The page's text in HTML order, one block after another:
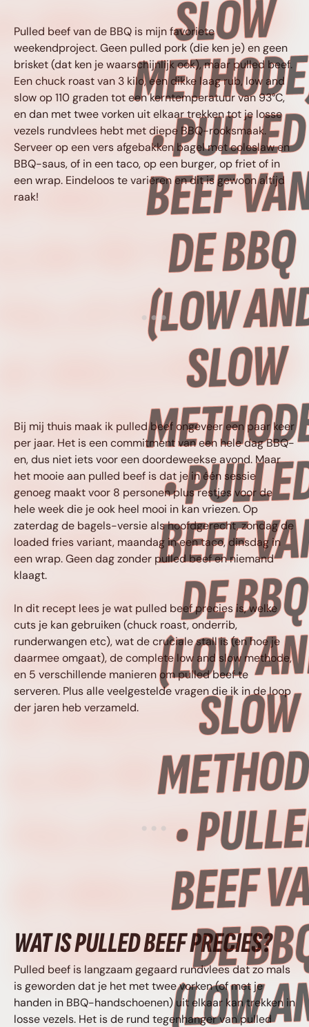
BBQ (LOW AND
METHODE) •
BEEF VAN
BBQ (LOW AND
METHODE) •
BEEF VAN
BBQ (LOW AND
METHODE) •
BEEF VAN
BBQ (LOW AND
METHODE) •
BEEF VAN
DE BBQ (LOW
SLOW METHODE)
PULLED BEEF
DE BBQ (LOW
SLOW
Pulled beef van de BBQ is mijn favoriete
weekendproject. Geen pulled pork (die ken je) en geen
brisket (dat ken je waarschijnlijk ook), maar pulled beef.
Een chuck roast van 3 kilo, een dikke laag rub, low and
slow op 110 graden tot een kerntemperatuur van 93°C,
en dan met twee vorken uit elkaar trekken tot je losse
vezels rundvlees hebt met diepe BBQ-rooksmaak.
Serveer op een vers afgebakken bagel met coleslaw en
BBQ-saus, of in een taco, op een burger, op friet of in
een wrap. Eindeloos te variëren en dit is gewoon altijd
raak!
Bij mij thuis maak ik pulled beef ongeveer een paar keer
per jaar. Het is een commitment van een hele dag BBQ-
en, dus niet iets voor een doordeweekse avond. Maar
het mooie aan pulled beef is dat je in één sessie
genoeg maakt voor 8 personen plus restjes voor de
hele week die je ook heel mooi in kan vriezen. Op
zaterdag de bagels-versie als hoofdgerecht, zondag de
loaded fries variant, maandag in een taco, dinsdag in
een wrap. Geen dag zonder pulled beef en niemand
klaagt.
In dit recept lees je wat pulled beef precies is, welke
cuts je kan gebruiken (chuck roast, onderrib,
runderwangen etc), wat de cruciale stall is (en hoe je
daarmee omgaat), de complete low and slow methode,
en 5 verschillende manieren om pulled beef te
serveren. Plus alle veelgestelde vragen die ik in de loop
der jaren heb verzameld.
WAT IS PULLED BEEF PRECIES?
Pulled beef is langzaam gegaard rundvlees dat zo mals
is geworden dat je het met twee vorken (of met je
handen in BBQ-handschoenen) uit elkaar kan trekken in
losse vezels. Het is de rund tegenhanger van pulled